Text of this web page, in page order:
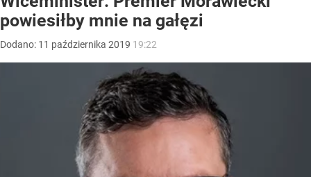
powiesiłby mnie na gałęzi
Dodano: 11 października 2019 19:22